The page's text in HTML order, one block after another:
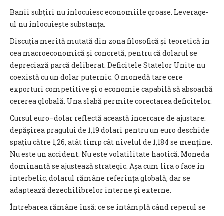
Banii subțiri nu înlocuiesc economiile groase. Leverage-
ul nu înlocuiește substanța.
Discuția merită mutată din zona filosofică și teoretică în
cea macroeconomică și concretă, pentru că dolarul se
depreciază parcă deliberat. Deficitele Statelor Unite nu
coexistă cu un dolar puternic. O monedă tare cere
exporturi competitive și o economie capabilă să absoarbă
cererea globală. Una slabă permite corectarea deficitelor.
Cursul euro–dolar reflectă această încercare de ajustare:
depășirea pragului de 1,19 dolari pentru un euro deschide
spațiu către 1,26, atât timp cât nivelul de 1,184 se menține.
Nu este un accident. Nu este volatilitate haotică. Moneda
dominantă se ajustează strategic. Așa cum lira o face în
interbelic, dolarul rămâne referința globală, dar se
adaptează dezechilibrelor interne și externe.
Întrebarea rămâne însă: ce se întâmplă când reperul se